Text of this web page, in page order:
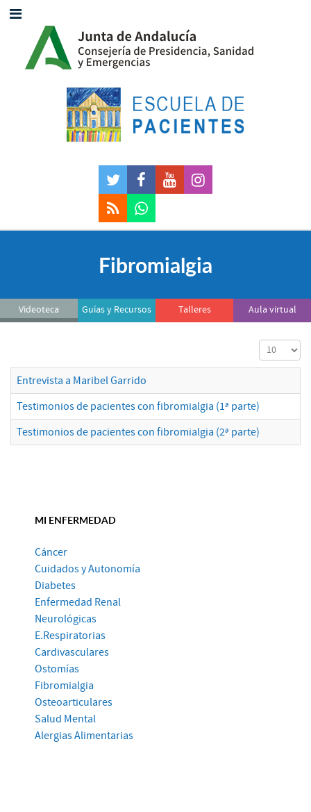
Fibromialgia
Videoteca Guías y Recursos Talleres Aula virtual
Cantidad
Entrevista a Maribel Garrido
Testimonios de pacientes con fibromialgia (1ª parte)
Testimonios de pacientes con fibromialgia (2ª parte)
MI ENFERMEDAD
Cáncer
Cuidados y Autonomía
Diabetes
Enfermedad Renal
Neurológicas
E.Respiratorias
Cardivasculares
Ostomías
Fibromialgia
Osteoarticulares
Salud Mental
Alergias Alimentarias